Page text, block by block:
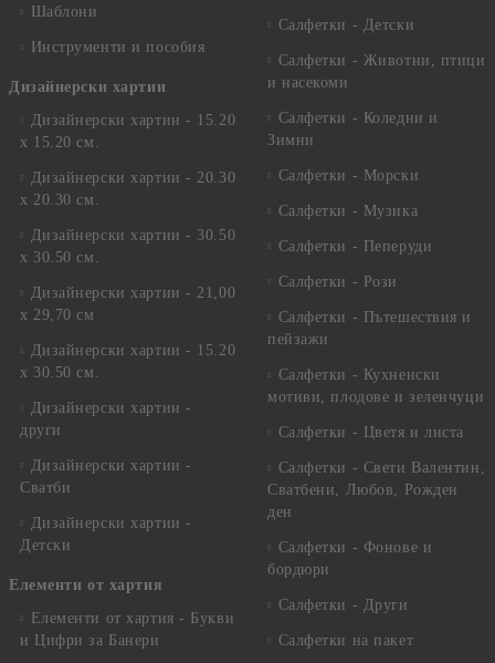
Шаблони
Инструменти и пособия
Дизайнерски хартии
Дизайнерски хартии - 15.20
х 15.20 см.
Дизайнерски хартии - 20.30
х 20.30 см.
Дизайнерски хартии - 30.50
х 30.50 см.
Дизайнерски хартии - 21,00
х 29,70 см
Дизайнерски хартии - 15.20
x 30.50 см.
Дизайнерски хартии -
други
Дизайнерски хартии -
Сватби
Дизайнерски хартии -
Детски
Елементи от хартия
Елементи от хартия - Букви
и Цифри за Банери
Салфетки - Детски
Салфетки - Животни, птици
и насекоми
Салфетки - Коледни и
Зимни
Салфетки - Морски
Салфетки - Музика
Салфетки - Пеперуди
Салфетки - Рози
Салфетки - Пътешествия и
пейзажи
Салфетки - Кухненски
мотиви, плодове и зеленчуци
Салфетки - Цветя и листа
Салфетки - Свети Валентин,
Сватбени, Любов, Рожден
ден
Салфетки - Фонове и
бордюри
Салфетки - Други
Салфетки на пакет